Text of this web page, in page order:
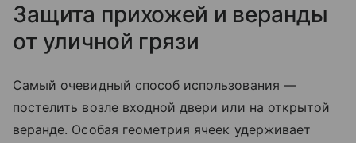
Защита прихожей и веранды
от уличной грязи
Самый очевидный способ использования —
постелить возле входной двери или на открытой
веранде. Особая геометрия ячеек удерживает